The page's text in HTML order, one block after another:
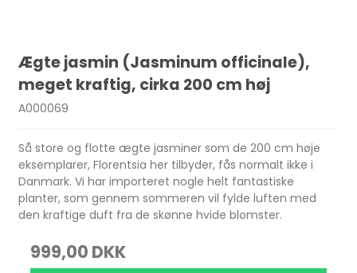
Ægte jasmin (Jasminum officinale),
meget kraftig, cirka 200 cm høj
A000069
Så store og flotte ægte jasminer som de 200 cm høje
eksemplarer, Florentsia her tilbyder, fås normalt ikke i
Danmark. Vi har importeret nogle helt fantastiske
planter, som gennem sommeren vil fylde luften med
den kraftige duft fra de skønne hvide blomster.
999,00 DKK